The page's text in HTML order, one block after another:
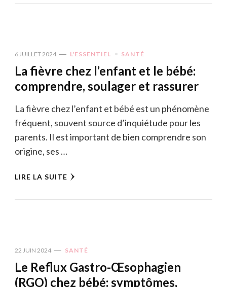
6 JUILLET 2024 L'ESSENTIEL SANTÉ
La fièvre chez l’enfant et le bébé:
comprendre, soulager et rassurer
La fièvre chez l’enfant et bébé est un phénomène
fréquent, souvent source d’inquiétude pour les
parents. Il est important de bien comprendre son
origine, ses …
LIRE LA SUITE
22 JUIN 2024 SANTÉ
Le Reflux Gastro-Œsophagien
(RGO) chez bébé: symptômes,